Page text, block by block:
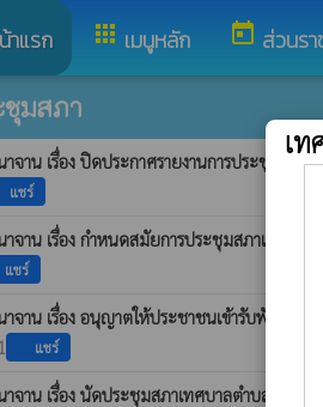
าแรก apps เมนูหลัก today ส่วนร
ชุมสภา
าจาน เรื่อง ปิดประกาศรายงานการประชุมส
แชร์
าจาน เรื่อง กำหนดสมัยการประชุมสภาเทศ
แชร์
าจาน เรื่อง อนุญาตให้ประชาชนเข้ารับฟังกา
แชร์
าจาน เรื่อง นัดประชุมสภาเทศบาลตำบลนาจ
เ